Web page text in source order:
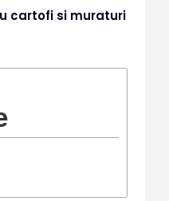
cartofi si muraturi